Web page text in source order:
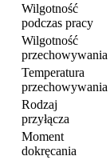
Wilgotność
podczas pracy
Wilgotność
przechowywania
Temperatura
przechowywania
Rodzaj
przyłącza
Moment
dokręcania